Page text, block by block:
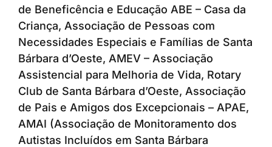
de Beneficência e Educação ABE – Casa da
Criança, Associação de Pessoas com
Necessidades Especiais e Famílias de Santa
Bárbara d’Oeste, AMEV – Associação
Assistencial para Melhoria de Vida, Rotary
Club de Santa Bárbara d’Oeste, Associação
de Pais e Amigos dos Excepcionais – APAE,
AMAI (Associação de Monitoramento dos
Autistas Incluídos em Santa Bárbara